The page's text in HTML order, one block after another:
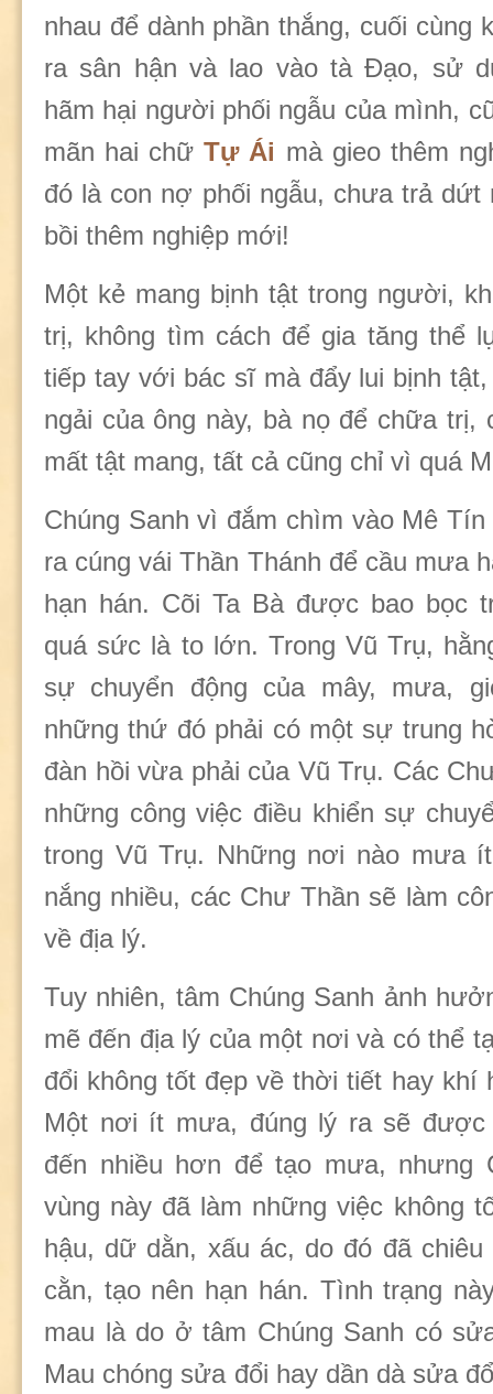
nhau để dành phần thắng, cuối cùng
ra sân hận và lao vào tà Đạo, sử
hãm hại người phối ngẫu của mình,
mãn hai chữTự Ái mà gieo thêm
đó là con nợ phối ngẫu, chưa trả
bồi thêm nghiệp mới!
Một kẻ mang bịnh tật trong người,
trị, không tìm cách để gia tăng thể
tiếp tay với bác sĩ mà đẩy lui bịnh
ngải của ông này, bà nọ để chữa trị,
mất tật mang, tất cả cũng chỉ vì quá
Chúng Sanh vì đắm chìm vào Mê
ra cúng vái Thần Thánh để cầu mưa
hạn hán. Cõi Ta Bà được bao bọc
quá sức là to lớn. Trong Vũ Trụ,
sự chuyển động của mây, mưa,
những thứ đó phải có một sự trung
đàn hồi vừa phải của Vũ Trụ. Các
những công việc điều khiển sự
trong Vũ Trụ. Những nơi nào mưa
nắng nhiều, các Chư Thần sẽ làm
về địa lý.
Tuy nhiên, tâm Chúng Sanh ảnh
mẽ đến địa lý của một nơi và có thể
đổi không tốt đẹp về thời tiết hay khí
Một nơi ít mưa, đúng lý ra sẽ được
đến nhiều hơn để tạo mưa, nhưng
vùng này đã làm những việc không
hậu, dữ dằn, xấu ác, do đó đã
cằn, tạo nên hạn hán. Tình trạng
mau là do ở tâm Chúng Sanh có
Mau chóng sửa đổi hay dần dà sửa